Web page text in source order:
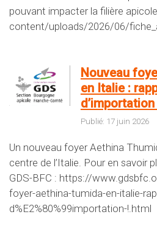
pouvant impacter la filière
content/uploads/2026/06/
Nouveau
en Italie :
d’importation
Publié: 17 juin 2026
Un nouveau foyer Aethina
centre de l’Italie. Pour en savoir
GDS-BFC : https://
foyer-aethina-tumida-en-italie-
d%E2%80%99importation-!.html